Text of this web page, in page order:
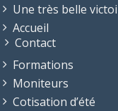
Une très belle
Accueil
Contact
Formations
Moniteurs
Cotisation d’été